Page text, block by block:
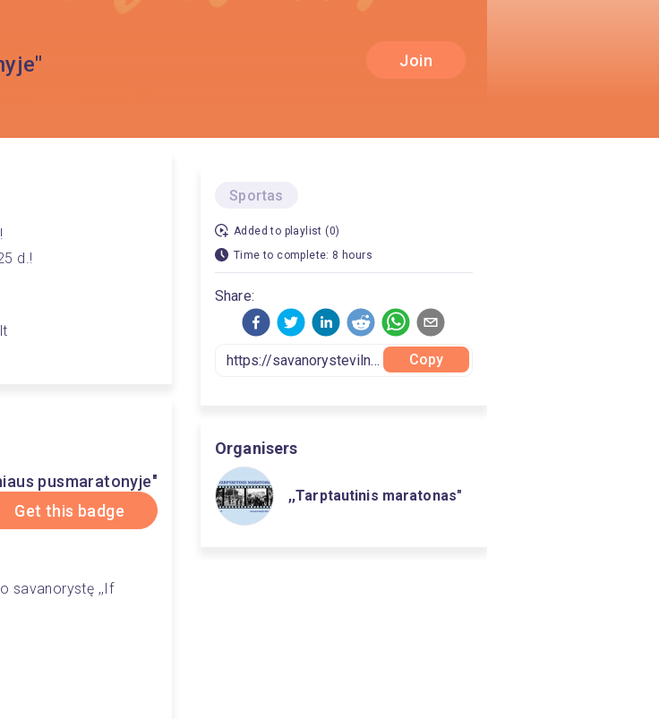
Join
d.!
pusmaratonyje"
Get this badge
savanorystę ,,If
Sportas
Added to playlist (0)
Time to complete: 8 hours
Share:
Copy
Organisers
,,Tarptautinis maratonas"